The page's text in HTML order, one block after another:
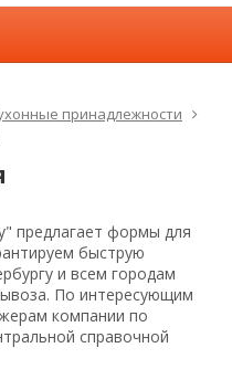
принадлежности
предлагает формы для
быструю
и всем городам
По интересующим
компании по
справочной